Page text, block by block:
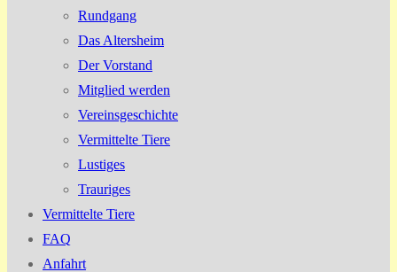
Rundgang
Das Altersheim
Der Vorstand
Mitglied werden
Vereinsgeschichte
Vermittelte Tiere
Lustiges
Trauriges
Vermittelte Tiere
FAQ
Anfahrt